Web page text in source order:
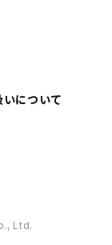
について
Ltd.